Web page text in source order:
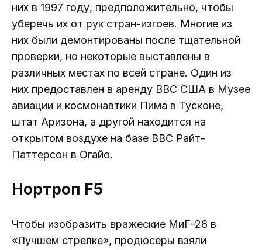
них в 1997 году, предположительно, чтобы
уберечь их от рук стран-изгоев. Многие из
них были демонтированы после тщательной
проверки, но некоторые выставлены в
различных местах по всей стране. Один из
них предоставлен в аренду ВВС США в Музее
авиации и космонавтики Пима в Тусконе,
штат Аризона, а другой находится на
открытом воздухе на базе ВВС Райт-
Паттерсон в Огайо.
Нортроп F5
Чтобы изобразить вражеские МиГ-28 в
«Лучшем стрелке», продюсеры взяли